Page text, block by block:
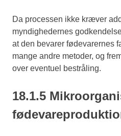
Da processen ikke kræver
myndighedernes
at den bevarer fødevarernes
mange andre metoder, og
over eventuel bestråling.
18.1.5